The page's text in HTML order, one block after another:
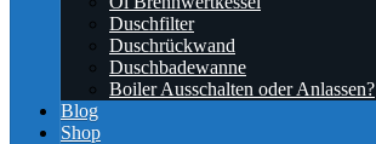
Duschfilter
Duschrückwand
Duschbadewanne
Boiler Ausschalten oder Anlassen?
Blog
Shop